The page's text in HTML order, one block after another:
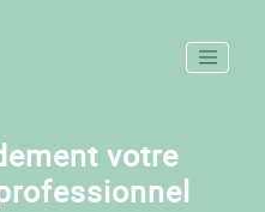
votre